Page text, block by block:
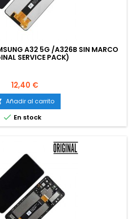
A32 5G /A326B SIN MARCO
SERVICE PACK)
Precio
12,40 €
Añadir al carrito
 En stock